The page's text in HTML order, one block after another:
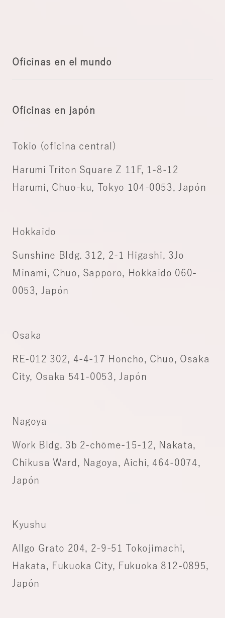
Oficinas en el mundo
Oficinas en japón
Tokio (oficina central)
Harumi Triton Square Z 11F, 1-8-12
Harumi, Chuo-ku, Tokyo 104-0053, Japón
Hokkaido
Sunshine Bldg. 312, 2-1 Higashi, 3Jo
Minami, Chuo, Sapporo, Hokkaido 060-
0053, Japón
Osaka
RE-012 302, 4-4-17 Honcho, Chuo, Osaka
City, Osaka 541-0053, Japón
Nagoya
Work Bldg. 3b 2-chōme-15-12, Nakata,
Chikusa Ward, Nagoya, Aichi, 464-0074,
Japón
Kyushu
Allgo Grato 204, 2-9-51 Tokojimachi,
Hakata, Fukuoka City, Fukuoka 812-0895,
Japón